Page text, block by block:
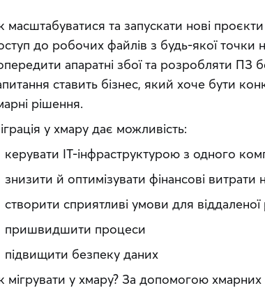
масштабуватися та запускати нові
до робочих файлів з будь-якої точки
апаратні збої та розробляти ПЗ
ставить бізнес, який хоче бути
рішення.
у хмару дає можливість:
керувати ІТ-інфраструктурою з одного
знизити й оптимізувати фінансові витрати
створити сприятливі умови для
пришвидшити процеси
підвищити безпеку даних
мігрувати у хмару? За допомогою хмарних